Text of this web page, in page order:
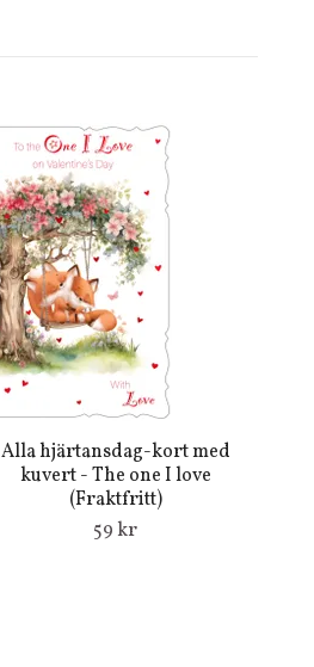
Alla hjärtansdag-kort med
kuvert - The one I love
(Fraktfritt)
59 kr